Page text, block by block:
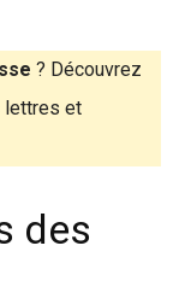
? Découvrez
lettres et
des